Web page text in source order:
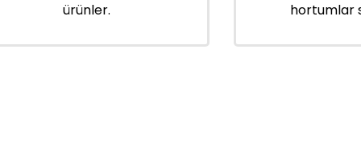
ürünler.
hortumlar